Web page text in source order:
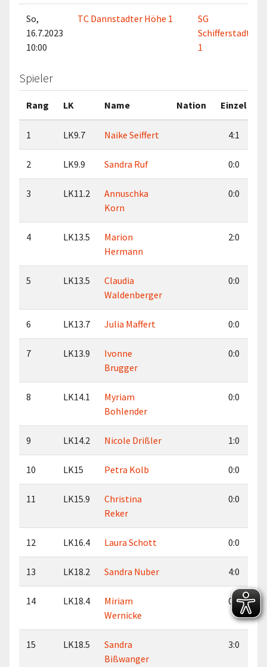
So,
16.7.2023
10:00
TC Dannstadter Höhe 1
SG
Schifferstadt/
1
Spieler
Rang LK Name Nation Einzel
1 LK9.7 Naike Seiffert 4:1
2 LK9.9 Sandra Ruf 0:0
3 LK11.2
Annuschka
Korn
0:0
4 LK13.5
Marion
Hermann
2:0
5 LK13.5
Claudia
Waldenberger
0:0
6 LK13.7 Julia Maffert 0:0
7 LK13.9
Ivonne
Brugger
0:0
8 LK14.1
Myriam
Bohlender
0:0
9 LK14.2 Nicole Drißler 1:0
10 LK15 Petra Kolb 0:0
11 LK15.9
Christina
Reker
0:0
12 LK16.4 Laura Schott 0:0
13 LK18.2 Sandra Nuber 4:0
14 LK18.4
Miriam
Wernicke
0:0
15 LK18.5
Sandra
Bißwanger
3:0